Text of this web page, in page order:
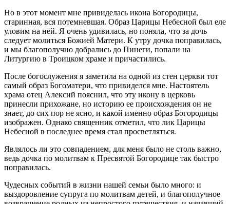
Но в этот момент мне привиделась икона Богородицы,
старинная, вся потемневшая. Образ Царицы Небесной был еле
уловим на ней. Я очень удивилась, но поняла, что за дочь
следует молиться Божией Матери. К утру дочка поправилась,
и мы благополучно добрались до Пинеги, попали на
Литургию в Троицком храме и причастились.
После богослужения я заметила на одной из стен церкви тот
самый образ Богоматери, что привиделся мне. Настоятель
храма отец Алексий пояснил, что эту икону в церковь
принесли прихожане, но историю ее происхождения он не
знает, до сих пор не ясно, и какой именно образ Богородицы
изображен. Однако священник отметил, что лик Царицы
Небесной в последнее время стал просветляться.
Являлось ли это совпадением, для меня было не столь важно,
ведь дочка по молитвам к Пресвятой Богородице так быстро
поправилась.
Чудесных событий в жизни нашей семьи было много: и
выздоровление супруга по молитвам детей, и благополучное